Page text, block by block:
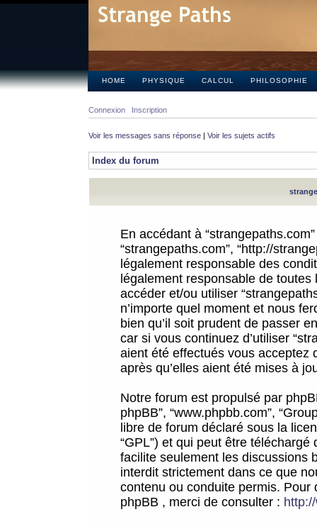
HOME PHYSIQUE CALCUL PHILOSOPHIE
Connexion Inscription
Voir les messages sans réponse | Voir les sujets actifs
Index du forum
En accédant à
“strangepaths.com”, “http://
légalement responsable des
légalement responsable de
accéder et/ou utiliser
n’importe quel moment et nous
bien qu’il soit prudent de passer
car si vous continuez d’utiliser
aient été effectués vous acceptez
après qu’elles aient été mises à
Notre forum est propulsé par
phpBB”, “www.phpbb.com”,
libre de forum déclaré sous la
“GPL”) et qui peut être téléchargé
facilite seulement les discussions
interdit strictement dans ce que
contenu ou conduite permis.
phpBB , merci de consulter :